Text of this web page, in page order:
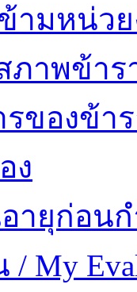
ามหน่ว
ภาพข้า
รของข้า
ง
ายุก่อน
/ My